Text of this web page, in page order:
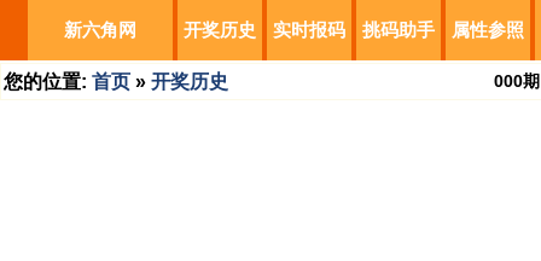
新六角网 开奖历史 实时报码 挑码助手 属性参照
您的位置: 首页 » 开奖历史 000期